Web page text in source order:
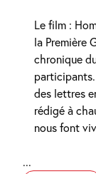
Le film :
la Première
chronique
des lettres
rédigé à
nous font
...